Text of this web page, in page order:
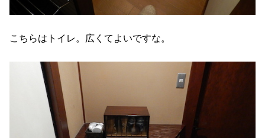
こちらはトイレ。広くてよいですな。